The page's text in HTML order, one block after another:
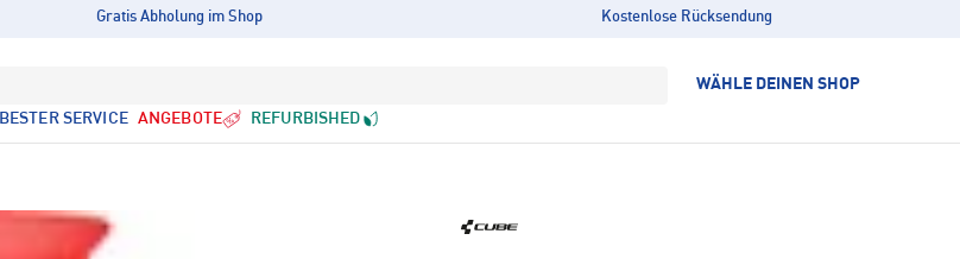
Gratis Abholung im Shop Kostenlose Rücksendung
WÄHLE DEINEN SHOP
BESTER SERVICE ANGEBOTE REFURBISHED